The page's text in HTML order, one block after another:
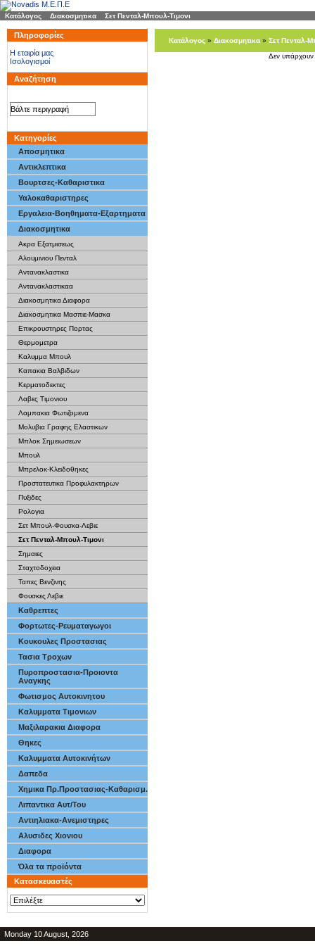
Κατάλογος Διακοσμητικα Σετ Πενταλ-Μπουλ-Τιμονι
Πληροφορίες
H εταιρία μας
Ισολογισμοί
Αναζήτηση
Κατηγορίες
Αποσμητικα
Αντικλεπτικα
Βουρτσες-Καθαριστικα
Υαλοκαθαριστηρες
Εργαλεια-Βοηθηματα-Εξαρτηματα
Διακοσμητικα
Ακρα Εξατμισεως
Αλουμινιου Πενταλ
Αντανακλαστικα
Αντανακλαστικαα
Διακοσμητικα Διαφορα
Διακοσμητικα Μασπιε-Μασκα
Επικρουστηρες Πορτας
Θερμομετρα
Καλυμμα Μπουλ
Καπακια Βαλβιδων
Κερματοδεκτες
Λαβες Τιμονιου
Λαμπακια Φωτιζομενα
Μολυβια Γραφης Ελαστικων
Μπλοκ Σημειωσεων
Μπουλ
Μπρελοκ-Κλειδοθηκες
Προστατευτικα Προφυλακτηρων
Πυξιδες
Ρολογια
Σετ Μπουλ-Φουσκα-Λεβιε
Σετ Πενταλ-Μπουλ-Τιμονι
Σημαιες
Σταχτοδοχεια
Ταπες Βενζινης
Φουσκες Λεβιε
Καθρεπτες
Φορτωτες-Ρευματαγωγοι
Κουκουλες Προστασιας
Τασια Τροχων
Πυροπροστασια-Προιοντα
Αναγκης
Φωτισμος Αυτοκινητου
Καλυμματα Τιμονιων
Μαξιλαρακια Διαφορα
Θηκες
Καλυμματα Αυτοκινήτων
Δαπεδα
Χημικα Πρ.Προστασιας-Καθαρισμ.
Λιπαντικα Αυτ/Του
Αντιηλιακα-Ανεμιστηρες
Αλυσιδες Χιονιου
Διαφορα
Όλα τα προϊόντα
Κατασκευαστές
Κατάλογος » Διακοσμητικα » Σετ Πενταλ-
Δεν υπάρχουν
Monday 10 August, 2026